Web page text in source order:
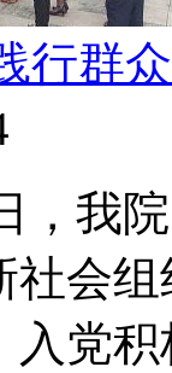
行群
，我
社会
入党